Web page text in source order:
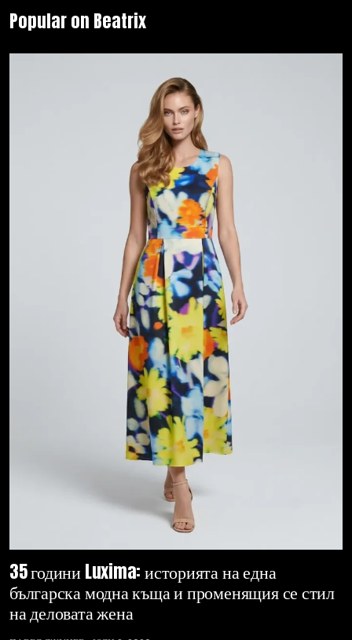
Popular on Beatrix
35 години Luxima: историята на една
българска модна къща и променящия се стил
на деловата жена